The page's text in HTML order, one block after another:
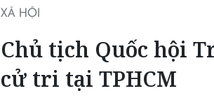
XÃ HỘI
Chủ tịch Quốc hội
cử tri tại TPHCM